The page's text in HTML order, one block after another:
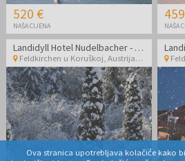
520 €
NAŠA CIJENA NAŠA
Landidyll Hotel Nudelbacher - Zimski odmor u Kärntenu
Feldkirchen u Koruškoj, Austrija
Ova stranica upotrebljava kolačiće kako